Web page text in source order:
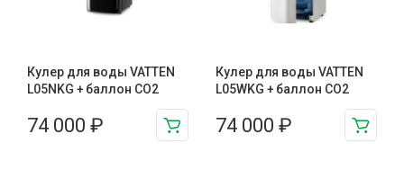
Кулер для воды VATTEN
L05NKG + баллон CO2
74 000 ₽
Кулер для воды VATTEN
L05WKG + баллон СО2
74 000 ₽